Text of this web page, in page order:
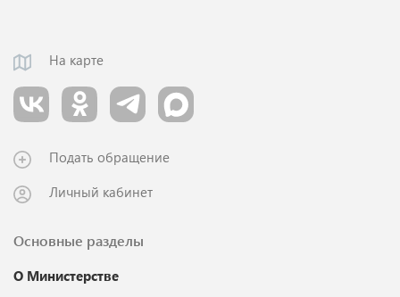
На карте
Подать обращение
Личный кабинет
Основные разделы
О Министерстве